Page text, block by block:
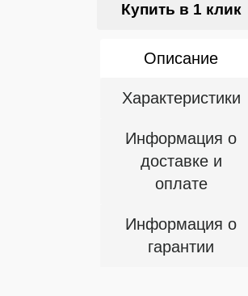
Купить в 1 клик
Описание
Характеристики
Информация о
доставке и
оплате
Информация о
гарантии